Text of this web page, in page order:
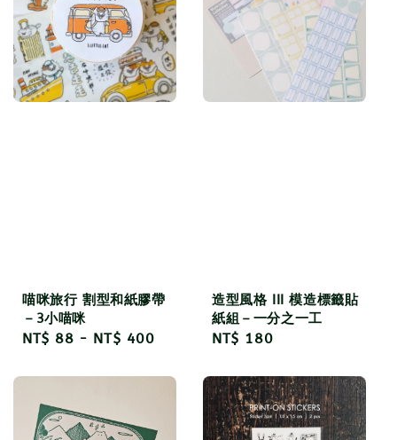
喵咪旅行 割型和紙膠帶
－3小喵咪
Regular
NT$ 88 - NT$ 400
造型風格 III 模造標籤貼
紙組－一分之一工
Regular
NT$ 180